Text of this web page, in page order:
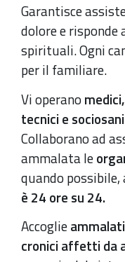
Garantisce
dolore e risponde
spirituali. Ogni
per il familiare.
Vi operano
tecnici e
Collaborano ad
ammalata le
quando
è 24 ore su 24.
Accoglie
cronici affetti da